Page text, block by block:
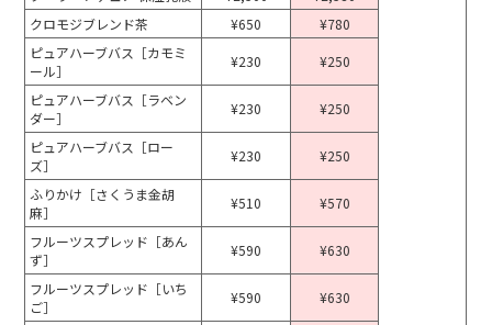
クロモジブレンド茶
¥650
¥780
ピュアハーブバス［カモミ
ール］
¥230 ¥250
ピュアハーブバス［ラベン
ダー］
¥230 ¥250
ピュアハーブバス［ロー
ズ］
¥230 ¥250
ふりかけ［さくうま金胡
麻］
¥510 ¥570
フルーツスプレッド［あん
ず］
¥590 ¥630
フルーツスプレッド［いち
ご］
¥590 ¥630